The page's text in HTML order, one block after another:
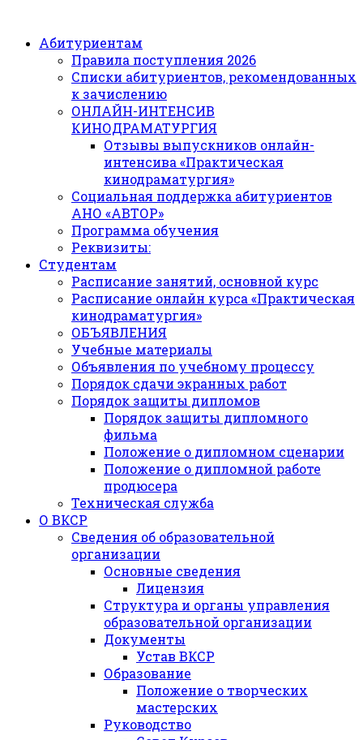
Абитуриентам
Правила поступления 2026
Списки абитуриентов, рекомендованных
к зачислению
ОНЛАЙН-ИНТЕНСИВ
КИНОДРАМАТУРГИЯ
Отзывы выпускников онлайн-
интенсива «Практическая
кинодраматургия»
Социальная поддержка абитуриентов
АНО «АВТОР»
Программа обучения
Реквизиты:
Студентам
Расписание занятий, основной курс
Расписание онлайн курса «Практическая
кинодраматургия»
ОБЪЯВЛЕНИЯ
Учебные материалы
Объявления по учебному процессу
Порядок сдачи экранных работ
Порядок защиты дипломов
Порядок защиты дипломного
фильма
Положение о дипломном сценарии
Положение о дипломной работе
продюсера
Техническая служба
О ВКСР
Сведения об образовательной
организации
Основные сведения
Лицензия
Структура и органы управления
образовательной организации
Документы
Устав ВКСР
Образование
Положение о творческих
мастерских
Руководство